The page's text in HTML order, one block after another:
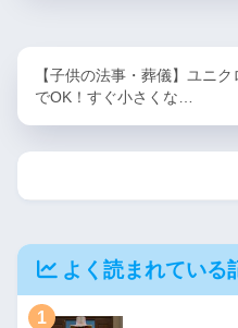
【子供の法事・葬儀】ユニ
でOK！すぐ小さくな…
よく読まれている
1